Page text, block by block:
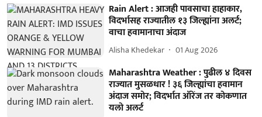
Rain Alert : आजही पावसाचा हाहाकार,
विदर्भासह राज्यातील १३ जिल्ह्यांना अलर्ट;
वाचा हवामानाचा अंदाज
Alisha Khedekar 01 Aug 2026
Maharashtra Weather : पुढील ४ दिवस
राज्यात मुसळधार ! ३६ जिल्ह्यांचा हवामान
अंदाज समोर; विदर्भात ऑरेंज तर कोकणात
यलो अलर्ट